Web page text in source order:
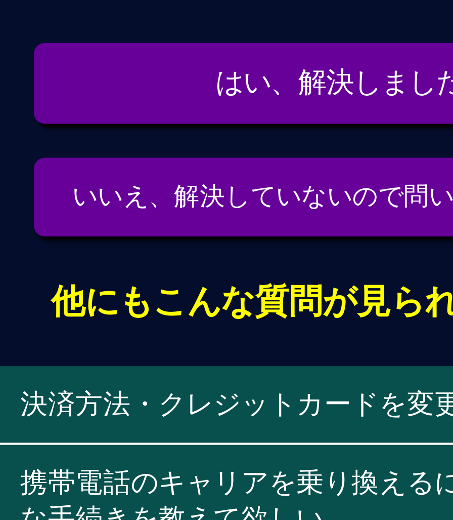
はい、解決しまし
いいえ、解決していないので問
他にもこんな質問が見ら
決済方法・クレジットカードを変
携帯電話のキャリアを乗り換える